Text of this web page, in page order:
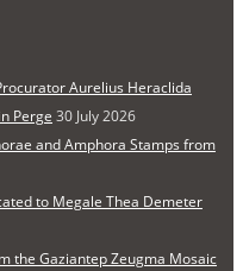
Aurelius Heraclida
Perge 30 July 2026
and Amphora Stamps from
to Megale Thea Demeter
the Gaziantep Zeugma Mosaic